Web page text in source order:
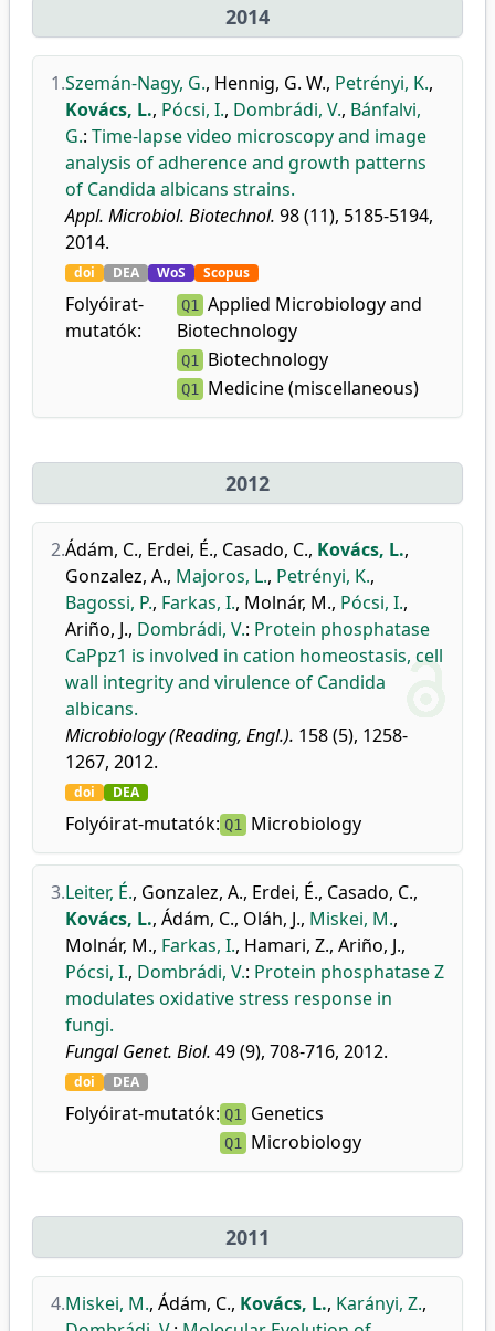
2014
1.Szemán-Nagy, G., Hennig, G. W., Petrényi, K.,
Kovács, L., Pócsi, I., Dombrádi, V., Bánfalvi,
G.: Time-lapse video microscopy and image
analysis of adherence and growth patterns
of Candida albicans strains.
Appl. Microbiol. Biotechnol. 98 (11), 5185-5194,
2014.
doi DEA WoS Scopus
Folyóirat-
mutatók:
Q1
Applied Microbiology and
Biotechnology
Q1 Biotechnology
Q1 Medicine (miscellaneous)
2012
2.Ádám, C., Erdei, É., Casado, C., Kovács, L.,
Gonzalez, A., Majoros, L., Petrényi, K.,
Bagossi, P., Farkas, I., Molnár, M., Pócsi, I.,
Ariño, J., Dombrádi, V.: Protein phosphatase
CaPpz1 is involved in cation homeostasis, cell
wall integrity and virulence of Candida
albicans.
Microbiology (Reading, Engl.). 158 (5), 1258-
1267, 2012.
doi DEA
Folyóirat-mutatók: Q1 Microbiology
3.Leiter, É., Gonzalez, A., Erdei, É., Casado, C.,
Kovács, L., Ádám, C., Oláh, J., Miskei, M.,
Molnár, M., Farkas, I., Hamari, Z., Ariño, J.,
Pócsi, I., Dombrádi, V.: Protein phosphatase Z
modulates oxidative stress response in
fungi.
Fungal Genet. Biol. 49 (9), 708-716, 2012.
doi DEA
Folyóirat-mutatók: Q1 Genetics
Q1 Microbiology
2011
4.Miskei, M., Ádám, C., Kovács, L., Karányi, Z.,